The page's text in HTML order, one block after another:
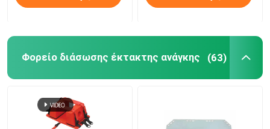
Φορείο διάσωσης έκτακτης ανάγκης (63)